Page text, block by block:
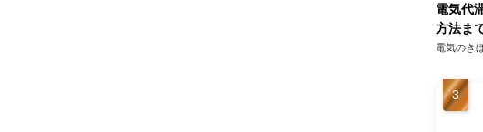
電気代
方法ま
電気のき